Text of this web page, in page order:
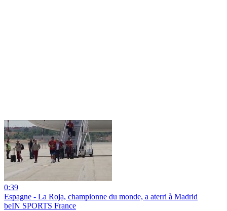
0:39
Espagne - La Roja, championne du monde, a aterri à Madrid
beIN SPORTS France